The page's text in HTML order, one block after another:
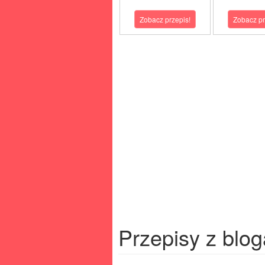
Zobacz przepis! Zobacz
Przepisy z